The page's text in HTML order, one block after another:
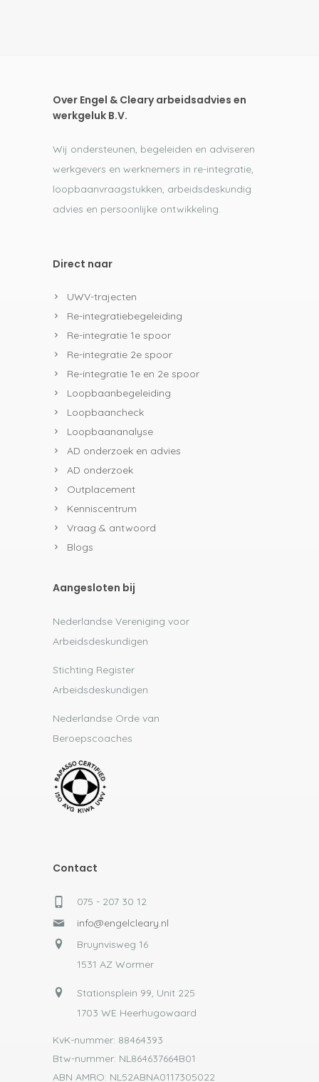
Over Engel & Cleary arbeidsadvies en
werkgeluk B.V.
Wij ondersteunen, begeleiden en adviseren
werkgevers en werknemers in re-integratie,
loopbaanvraagstukken, arbeidsdeskundig
advies en persoonlijke ontwikkeling.
Direct naar
UWV-trajecten
Re-integratiebegeleiding
Re-integratie 1e spoor
Re-integratie 2e spoor
Re-integratie 1e en 2e spoor
Loopbaanbegeleiding
Loopbaancheck
Loopbaananalyse
AD onderzoek en advies
AD onderzoek
Outplacement
Kenniscentrum
Vraag & antwoord
Blogs
Aangesloten bij
Nederlandse Vereniging voor
Arbeidsdeskundigen
Stichting Register
Arbeidsdeskundigen
Nederlandse Orde van
Beroepscoaches
Contact
075 - 207 30 12
info@engelcleary.nl
Bruynvisweg 16
1531 AZ Wormer
Stationsplein 99, Unit 225
1703 WE Heerhugowaard
KvK-nummer: 88464393
Btw-nummer: NL864637664B01
ABN AMRO: NL52ABNA0117305022